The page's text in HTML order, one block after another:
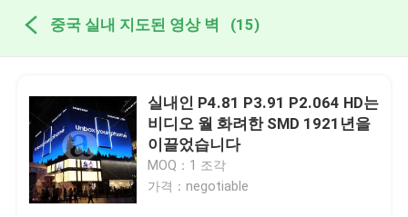
중국 실내 지도된 영상 벽 (15)
실내인 P4.81 P3.91 P2.064 HD는
비디오 월 화려한 SMD 1921년을
이끌었습니다
MOQ：1 조각
가격：negotiable